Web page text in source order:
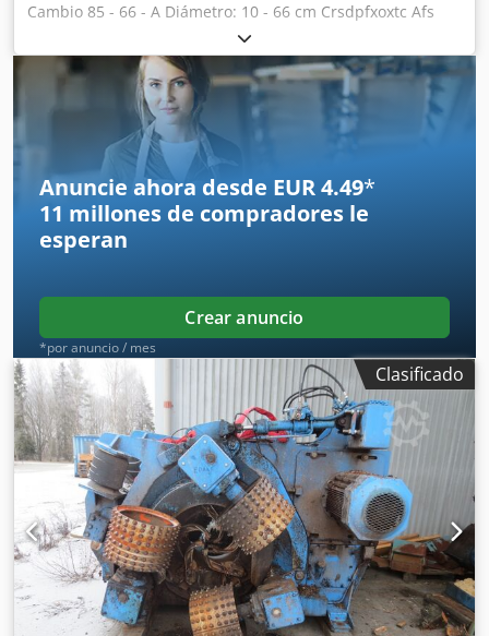
Cambio 85 - 66 - A Diámetro: 10 - 66 cm Crsdpfxoxtc Afs
Anuncie ahora desde EUR 4.49*
11 millones de compradores le
esperan
Crear anuncio
*por anuncio / mes
Clasificado